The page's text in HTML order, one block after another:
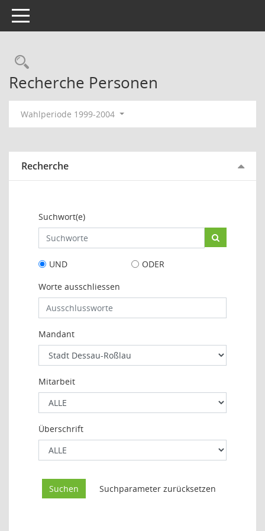
Toggle navigation
Rechercheauswahl
Recherche Personen
Wahlperiode 1999-2004
Recherche
Suchwort(e)
UND
ODER
Worte ausschliessen
Mandant
Mitarbeit
Überschrift